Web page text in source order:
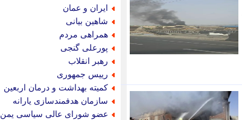
ایران و عمان
شاهین بیانی
همراهی مردم
پورعلی گنجی
رهبر انقلاب
رییس جمهوری
کمیته بهداشت و درمان اربعین
سازمان هدفمندسازی یارانه
عضو شورای عالی سیاسی یمن